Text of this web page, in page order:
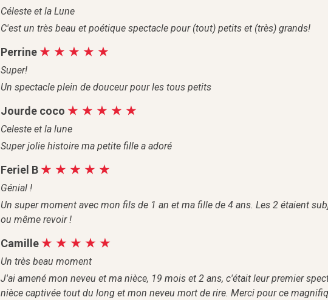
Céleste et la Lune
C'est un très beau et poétique spectacle pour (tout) petits et (très) grands!
Perrine
Super!
Un spectacle plein de douceur pour les tous petits
Jourde coco
Celeste et la lune
Super jolie histoire ma petite fille a adoré
Feriel B
Génial !
Un super moment avec mon fils de 1 an et ma fille de 4 ans. Les 2 étaient
ou même revoir !
Camille
Un très beau moment
J'ai amené mon neveu et ma nièce, 19 mois et 2 ans, c'était leur premier
nièce captivée tout du long et mon neveu mort de rire. Merci pour ce